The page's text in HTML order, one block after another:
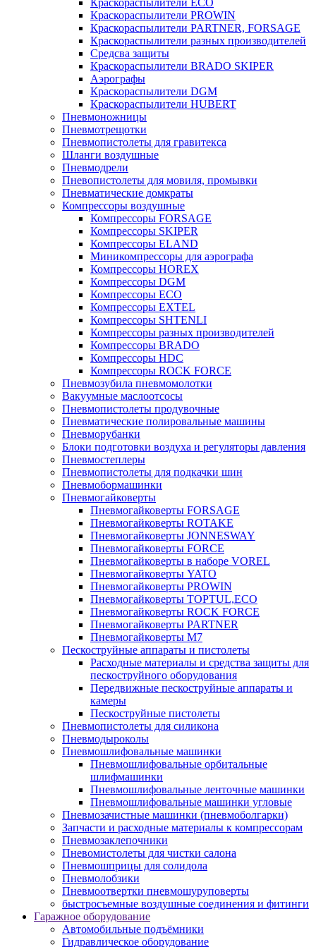
Краскораспылители ECO
Краскораспылители PROWIN
Краскораспылители PARTNER, FORSAGE
Краскораспылители разных производителей
Средсва защиты
Краскораспылители BRADO SKIPER
Аэрографы
Краскораспылители DGM
Краскораспылители HUBERT
Пневмоножницы
Пневмотрещотки
Пневмопистолеты для гравитекса
Шланги воздушные
Пневмодрели
Пневопистолеты для мовиля, промывки
Пневматические домкраты
Компрессоры воздушные
Компрессоры FORSAGE
Компрессоры SKIPER
Компрессоры ELAND
Миникомпрессоры для аэрографа
Компрессоры HOREX
Компрессоры DGM
Компрессоры ECO
Компрессоры EXTEL
Компрессоры SHTENLI
Компрессоры разных производителей
Компрессоры BRADO
Компрессоры HDC
Компрессоры ROCK FORCE
Пневмозубила пневмомолотки
Вакуумные маслоотсосы
Пневмопистолеты продувочные
Пневматические полировальные машины
Пневморубанки
Блоки подготовки воздуха и регуляторы давления
Пневмостеплеры
Пневмопистолеты для подкачки шин
Пневмобормашинки
Пневмогайковерты
Пневмогайковерты FORSAGE
Пневмогайковерты ROTAKE
Пневмогайковерты JONNESWAY
Пневмогайковерты FORCE
Пневмогайковерты в наборе VOREL
Пневмогайковерты YATO
Пневмогайковерты PROWIN
Пневмогайковерты TOPTUL,ECO
Пневмогайковерты ROCK FORCE
Пневмогайковерты PARTNER
Пневмогайковерты M7
Пескоструйные аппараты и пистолеты
Расходные материалы и средства защиты для
пескоструйного оборудования
Передвижные пескоструйные аппараты и
камеры
Пескоструйные пистолеты
Пневмопистолеты для силикона
Пневмодыроколы
Пневмошлифовальные машинки
Пневмошлифовальные орбитальные
шлифмашинки
Пневмошлифовальные ленточные машинки
Пневмошлифовальные машинки угловые
Пневмозачистные машинки (пневмоболгарки)
Запчасти и расходные материалы к компрессорам
Пневмозаклепочники
Пневомистолеты для чистки салона
Пневмошприцы для солидола
Пневмолобзики
Пневмоотвертки пневмошуруповерты
быстросъемные воздушные соединения и фитинги
Гаражное оборудование
Автомобильные подъёмники
Гидравлическое оборудование